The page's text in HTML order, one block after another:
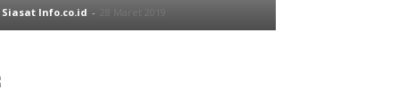
Siasat Info.co.id -